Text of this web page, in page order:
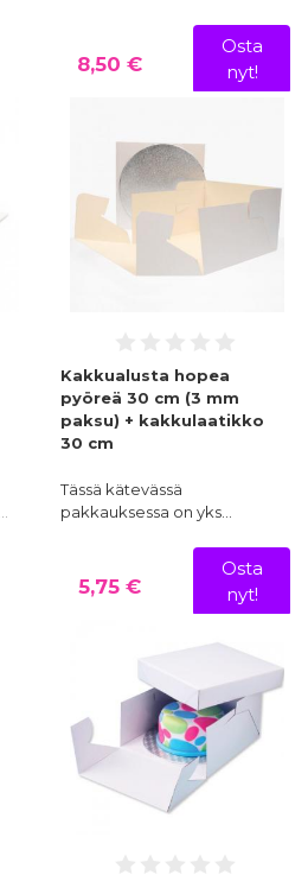
8,50 €
Osta
nyt!
Kakkualusta hopea
pyöreä 30 cm (3 mm
paksu) + kakkulaatikko
30 cm
Tässä kätevässä
pakkauksessa on yks…
5,75 €
Osta
nyt!